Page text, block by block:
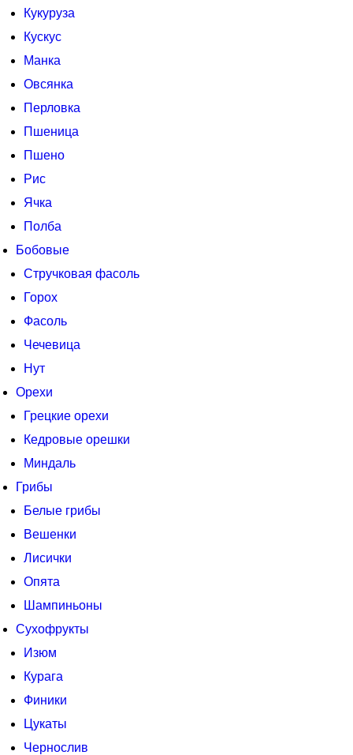
Кукуруза
Кускус
Манка
Овсянка
Перловка
Пшеница
Пшено
Рис
Ячка
Полба
Бобовые
Стручковая фасоль
Горох
Фасоль
Чечевица
Нут
Орехи
Грецкие орехи
Кедровые орешки
Миндаль
Грибы
Белые грибы
Вешенки
Лисички
Опята
Шампиньоны
Сухофрукты
Изюм
Курага
Финики
Цукаты
Чернослив